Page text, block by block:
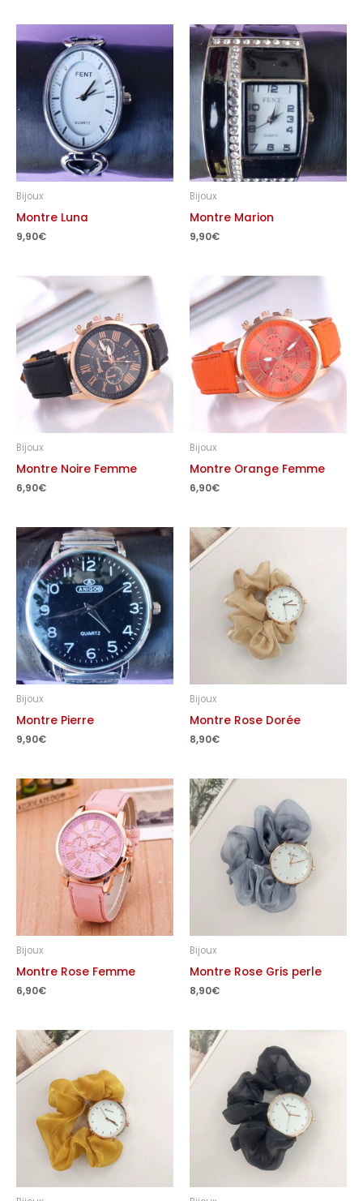
Bijoux
Montre Luna
9,90€
Bijoux
Montre Marion
9,90€
Bijoux
Montre Noire Femme
6,90€
Bijoux
Montre Orange Femme
6,90€
Bijoux
Montre Pierre
9,90€
Bijoux
Montre Rose Dorée
8,90€
Bijoux
Montre Rose Femme
6,90€
Bijoux
Montre Rose Gris perle
8,90€